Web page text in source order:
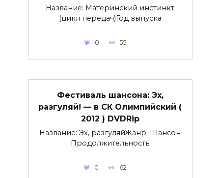
Название: Материнский инстинкт
(цикл передач)Год выпуска
0 55
Фестиваль шансона: Эх,
разгуляй! — в СК Олимпийский (
2012 ) DVDRip
Название: Эх, разгуляйЖанр: Шансон
Продолжительность
0 62